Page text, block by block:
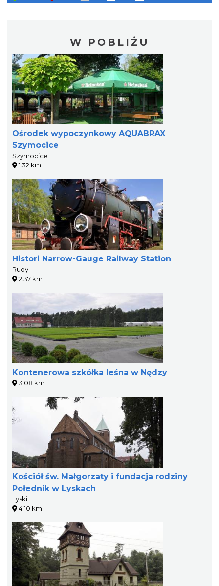
W POBLIŻU
Ośrodek wypoczynkowy AQUABRAX
Szymocice
Szymocice
1.32 km
Histori Narrow-Gauge Railway Station
Rudy
2.37 km
Kontenerowa szkółka leśna w Nędzy
3.08 km
Kościół św. Małgorzaty i fundacja rodziny
Połednik w Lyskach
Lyski
4.10 km